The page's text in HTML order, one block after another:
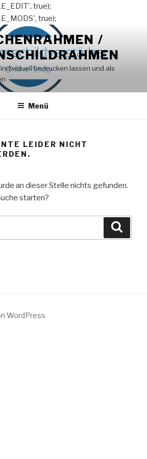
true);
true);
/
bedrucken lassen und als
Menü
LEIDER NICHT
an dieser Stelle nichts gefunden.
starten?
WordPress